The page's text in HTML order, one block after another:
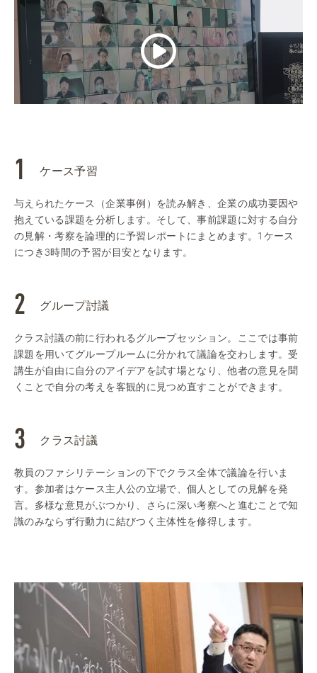
ケース予習
与えられたケース（企業事例）を読み解き、企業の成功要因や
抱えている課題を分析します。そして、事前課題に対する自分
の見解・考察を論理的に予習レポートにまとめます。1ケース
につき3時間の予習が目安となります。
グループ討議
クラス討議の前に行われるグループセッション。ここでは事前
課題を用いてグループルームに分かれて議論を交わします。受
講生が自由に自分のアイデアを試す場となり、他者の意見を聞
くことで自分の考えを客観的に見つめ直すことができます。
クラス討議
教員のファシリテーションの下でクラス全体で議論を行いま
す。参加者はケース主人公の立場で、個人としての見解を発
言。多様な意見がぶつかり、さらに深い考察へと進むことで知
識のみならず行動力に結びつく主体性を修得します。